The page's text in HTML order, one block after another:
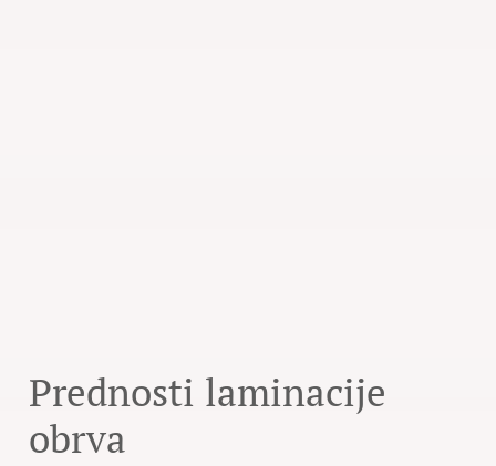
Prednosti laminacije
obrva